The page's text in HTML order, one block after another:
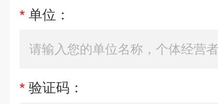
* 单位：
* 验证码：